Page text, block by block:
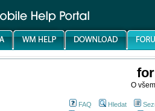
O
FAQ Hledat